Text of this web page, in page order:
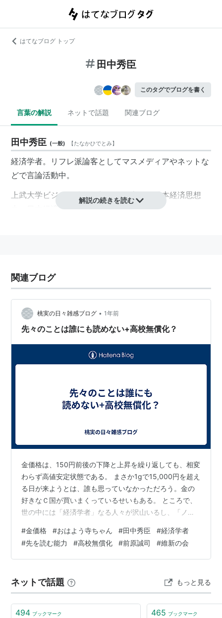
はてなブログ トップ
田中秀臣
このタグでブログを書く
言葉の解説 ネットで話題 関連ブログ
田中秀臣 (一般) 【たなかひでとみ】
経済学者。リフレ派論客としてマスメディアやネットな
どで言論活動中。
上武大学ビジネス情報学部教授。専門は日本経済思想
史、日本経済論。1961年生まれ。
派、韓リフなどを使用。
同氏のブログ「Economics Lovers Live」
読みは「ひでおみ」ではなく「ひでとみ」の模様。
解説の続きを読む
関連ブログ
桃実の日々雑感ブログ • 1年前
先々のことは誰にも読めない+高校無償化？
金価格は、150円前後の下降と上昇を繰り返しても、相変
わらず高値安定状態である。 まさか1gで15,000円を超え
る日が来ようとは、誰も思っていなかっただろう。金の
好きなＣ国が買いまくっているせいもある。 ところで、
世の中には「経済学者」なる人々が沢山いるし、「ノー
げで、株価暴落や高騰、不況ないし大恐慌、異常なバブ
ルなどを予測したり防いだりは、できた試しがない。そ
れらに対する事後解説はできるけれど、先々起こること
日記を見返すことがある。 日記、と言っても、Excel
sheetの１つのタブに１…
#金価格 #おはよう寺ちゃん #田中秀臣 #経済学者
#先を読む能力 #高校無償化 #前原誠司 #維新の会
ネットで話題 もっと見る
494 ブックマーク 465 ブックマーク